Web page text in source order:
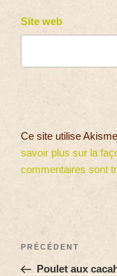
Site web
Ce site utilise
savoir plus sur la
commentaires sont
PRÉCÉDENT
Poulet aux